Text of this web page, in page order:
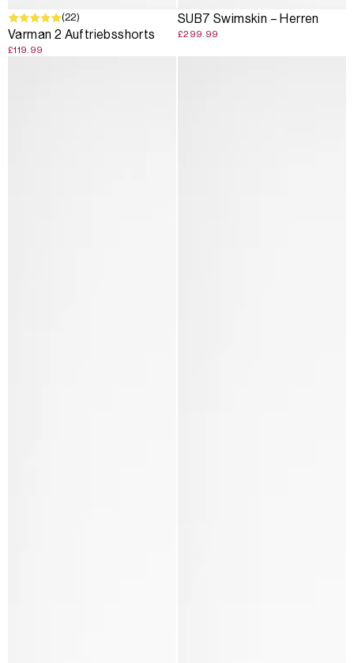
(22)
Varman 2 Auftriebsshorts
£119.99
SUB7 Swimskin – Herren
£299.99